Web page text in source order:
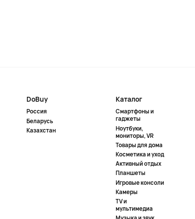
DoBuy
Россия
Беларусь
Казахстан
Каталог
Смартфоны и
гаджеты
Ноутбуки,
мониторы, VR
Товары для дома
Косметика и уход
Активный отдых
Планшеты
Игровые консоли
Камеры
TV и
мультимедиа